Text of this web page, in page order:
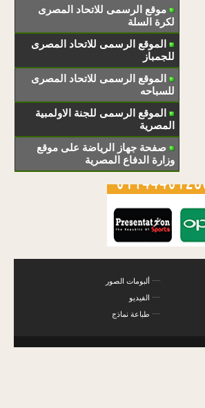
موقع الرسمى للاتحاد المصرى
لكرة السلة
الموقع الرسمى للاتحاد المصرى
للجمباز
الموقع الرسمى للاتحاد المصرى
للسباحه
الموقع الرسمى للجنة الاولمبية
المصرية
صفحة جهاز الرياضة على موقع
وزارة الدفاع المصرية
ألبومات الصور
الفيديو
طباعة نماذج